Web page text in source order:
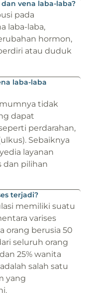
vena laba-laba?
pada
laba-laba,
hormon,
atau duduk
laba-laba
tidak
dapat
perdarahan,
Sebaiknya
layanan
dan pilihan
terjadi?
memiliki suatu
varises
orang berusia 50
seluruh orang
25% wanita
salah satu
yang